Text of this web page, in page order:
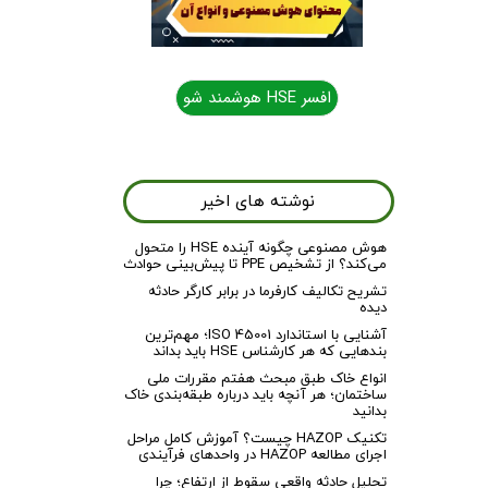
هوش مصنوعی چگونه آینده HSE را متحول
می‌کند؟ از تشخیص PPE تا پیش‌بینی حوادث
تشریح تکالیف کارفرما در برابر کارگر حادثه
دیده
آشنایی با استاندارد ISO 45001؛ مهم‌ترین
بندهایی که هر کارشناس HSE باید بداند
انواع خاک طبق مبحث هفتم مقررات ملی
ساختمان؛ هر آنچه باید درباره طبقه‌بندی خاک
بدانید
تکنیک HAZOP چیست؟ آموزش کامل مراحل
اجرای مطالعه HAZOP در واحدهای فرآیندی
تحلیل حادثه واقعی سقوط از ارتفاع؛ چرا
نوشته های اخیر
افسر HSE هوشمند شو